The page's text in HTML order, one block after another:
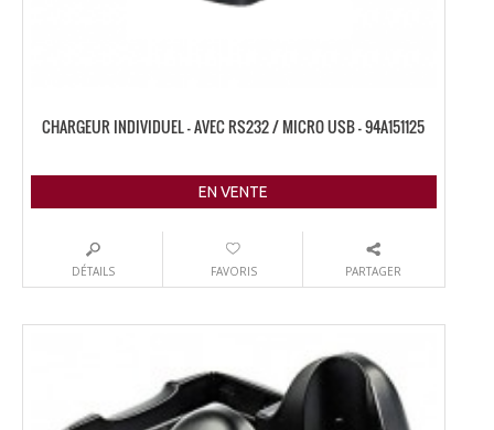
CHARGEUR INDIVIDUEL – AVEC RS232 / MICRO USB – 94A151125
EN VENTE
DÉTAILS FAVORIS PARTAGER